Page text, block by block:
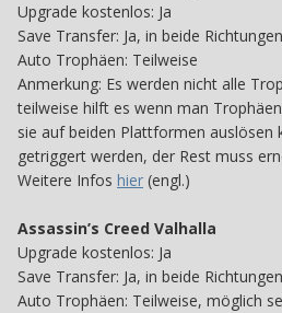
Upgrade kostenlos: Ja
Save Transfer: Ja, in beide
Auto Trophäen: Teilweise
Anmerkung: Es werden nicht alle
teilweise hilft es wenn man
sie auf beiden Plattformen auslösen
getriggert werden, der Rest muss
Weitere Infos hier (engl.)
Assassin’s Creed Valhalla
Upgrade kostenlos: Ja
Save Transfer: Ja, in beide
Auto Trophäen: Teilweise, möglich